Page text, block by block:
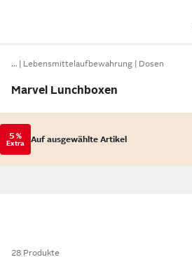
… Lebensmittelaufbewahrung Dosen
Marvel Lunchboxen
5 %
Extra Auf ausgewählte Artikel
28 Produkte